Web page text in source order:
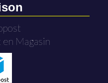
Magasin